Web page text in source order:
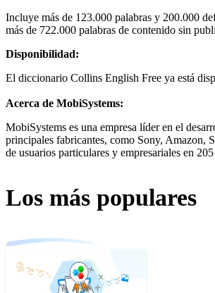
Incluye más de 123.000 palabras y 200.000
más de 722.000 palabras de contenido sin
Disponibilidad:
El diccionario Collins English Free ya está
Acerca de MobiSystems:
MobiSystems es una empresa líder en el
principales fabricantes, como Sony, Amazon,
de usuarios particulares y empresariales en 205
Los más populares